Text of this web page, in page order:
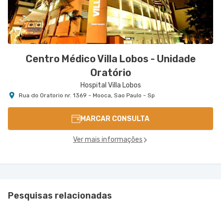
Centro Médico Villa Lobos - Unidade
Oratório
Hospital Villa Lobos
Rua do Oratorio nr. 1369 - Mooca, Sao Paulo - Sp
MARCAR CONSULTA
Ver mais informações
Pesquisas relacionadas